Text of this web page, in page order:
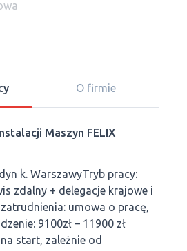
O firmie
Maszyn FELIX
k. WarszawyTryb pracy:
zdalny + delegacje krajowe i
umowa o pracę,
9100zł – 11900 zł
start, zależnie od